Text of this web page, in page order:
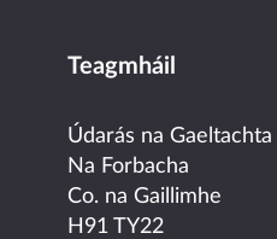
Teagmháil
Údarás na Gaeltachta
Na Forbacha
Co. na Gaillimhe
H91 TY22